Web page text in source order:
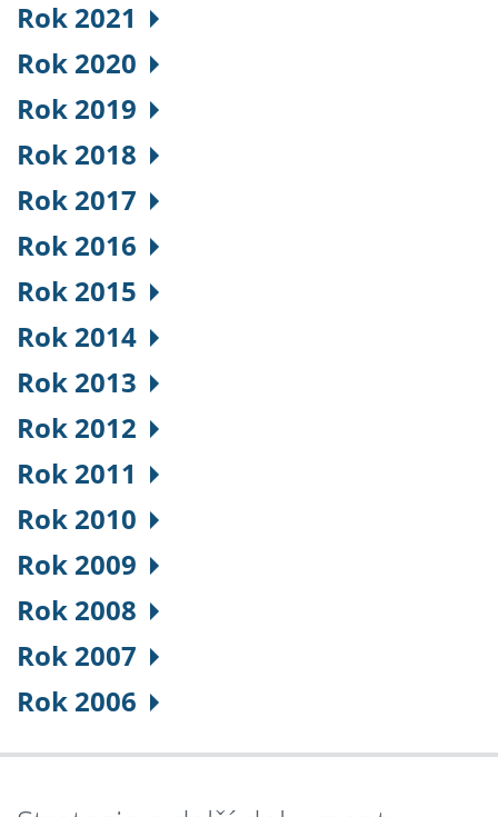
Rok 2021
Rok 2020
Rok 2019
Rok 2018
Rok 2017
Rok 2016
Rok 2015
Rok 2014
Rok 2013
Rok 2012
Rok 2011
Rok 2010
Rok 2009
Rok 2008
Rok 2007
Rok 2006